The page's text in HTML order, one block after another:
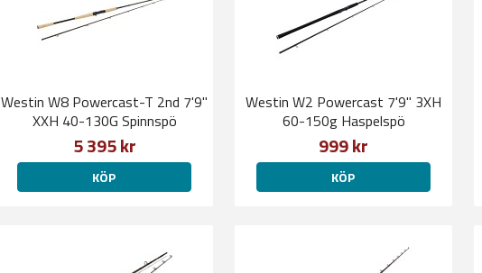
Westin W8 Powercast-T 2nd 7'9"
XXH 40-130G Spinnspö
5 395 kr
KÖP
Westin W2 Powercast 7'9" 3XH
60-150g Haspelspö
999 kr
KÖP